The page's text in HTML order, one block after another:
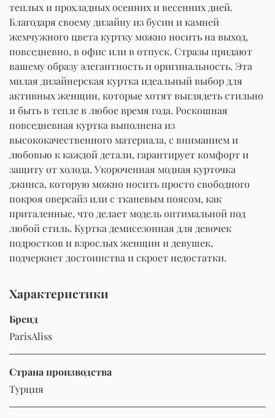
теплых и прохладных осенних и весенних дней.
Благодаря своему дизайну из бусин и камней
жемчужного цвета куртку можно носить на выход,
повседневно, в офис или в отпуск. Стразы придают
вашему образу элегантность и оригинальность. Эта
милая дизайнерская куртка идеальный выбор для
активных женщин, которые хотят выглядеть стильно
и быть в тепле в любое время года. Роскошная
повседневная куртка выполнена из
высококачественного материала, с вниманием и
любовью к каждой детали, гарантирует комфорт и
защиту от холода. Укороченная модная курточка
джинса, которую можно носить просто свободного
покроя оверсайз или с тканевым поясом, как
приталенные, что делает модель оптимальной под
любой стиль. Куртка демисезонная для девочек
подростков и взрослых женщин и девушек,
подчеркнет достоинства и скроет недостатки.
Характеристики
Бренд
ParisAliss
Страна производства
Турция